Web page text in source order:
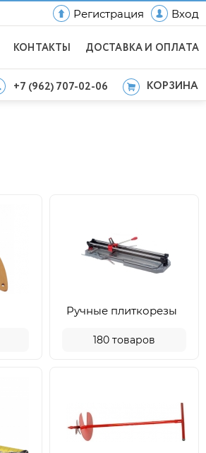
Регистрация Вход
КОНТАКТЫ ДОСТАВКА И ОПЛАТА
+7 (962) 707-02-06 КОРЗИНА
Ручные плиткорезы
180 товаров